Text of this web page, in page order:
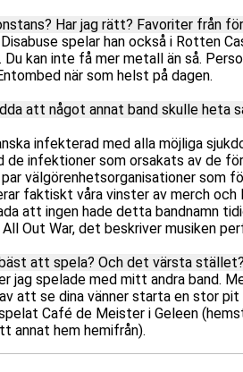
Har jag rätt? Favoriter från
spelar han också i Rotten
kan inte få mer metall än så.
när som helst på dagen.
att något annat band skulle heta
infekterad med alla möjliga
de infektioner som orsakats av de
välgörenhetsorganisationer som
faktiskt våra vinster av merch och
att ingen hade detta bandnamn
Out War, det beskriver musiken
att spela? Och det värsta stället?
jag spelade med mitt andra band.
att se dina vänner starta en stor
Café de Meister i Geleen
annat hem hemifrån).